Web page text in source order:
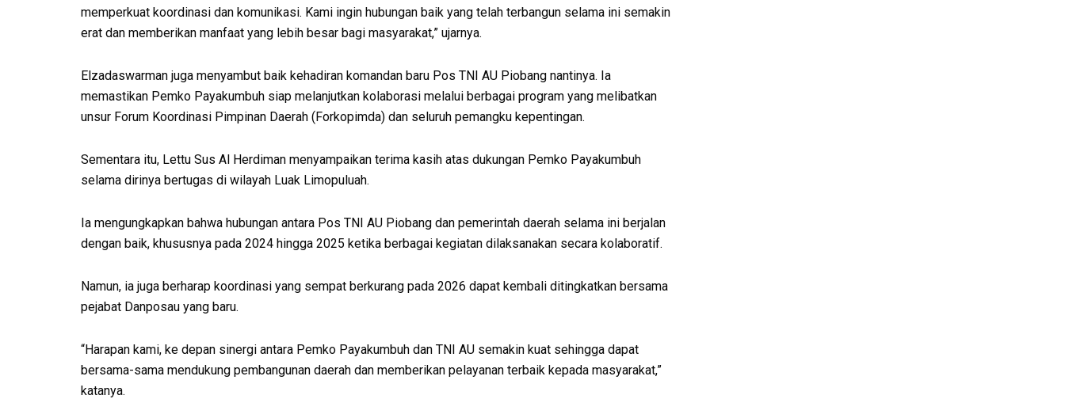
memperkuat koordinasi dan komunikasi. Kami ingin hubungan baik yang telah terbangun selama ini semakin
erat dan memberikan manfaat yang lebih besar bagi masyarakat,” ujarnya.
Elzadaswarman juga menyambut baik kehadiran komandan baru Pos TNI AU Piobang nantinya. Ia
memastikan Pemko Payakumbuh siap melanjutkan kolaborasi melalui berbagai program yang melibatkan
unsur Forum Koordinasi Pimpinan Daerah (Forkopimda) dan seluruh pemangku kepentingan.
Sementara itu, Lettu Sus Al Herdiman menyampaikan terima kasih atas dukungan Pemko Payakumbuh
selama dirinya bertugas di wilayah Luak Limopuluah.
Ia mengungkapkan bahwa hubungan antara Pos TNI AU Piobang dan pemerintah daerah selama ini berjalan
dengan baik, khususnya pada 2024 hingga 2025 ketika berbagai kegiatan dilaksanakan secara kolaboratif.
Namun, ia juga berharap koordinasi yang sempat berkurang pada 2026 dapat kembali ditingkatkan bersama
pejabat Danposau yang baru.
“Harapan kami, ke depan sinergi antara Pemko Payakumbuh dan TNI AU semakin kuat sehingga dapat
bersama-sama mendukung pembangunan daerah dan memberikan pelayanan terbaik kepada masyarakat,”
katanya.